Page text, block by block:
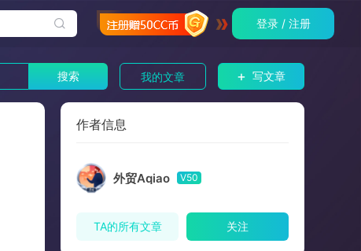
登录 / 注册
搜索 我的文章 + 写文章
作者信息
外贸Aqiao V50
TA的所有文章 关注